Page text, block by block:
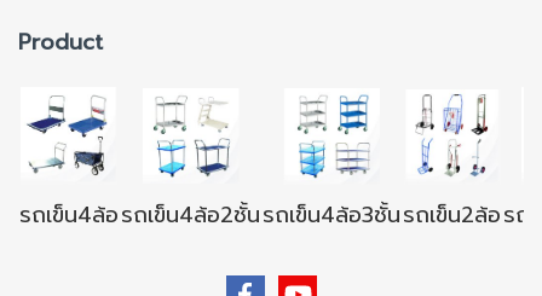
Product
รถเข็น4ล้อรถเข็น4ล้อ2ชั้นรถเข็น4ล้อ3ชั้นรถเข็น2ล้อรถ